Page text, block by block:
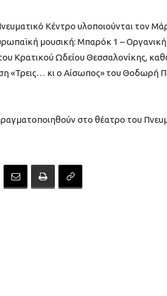
Κέντρο υλοποιούνται τον
μουσική: Μπαρόκ 1 –
Κρατικού Ωδείου Θεσσαλονίκης,
«Τρεις… κι ο Αίσωπος» του Θοδωρή
στο θέατρο του